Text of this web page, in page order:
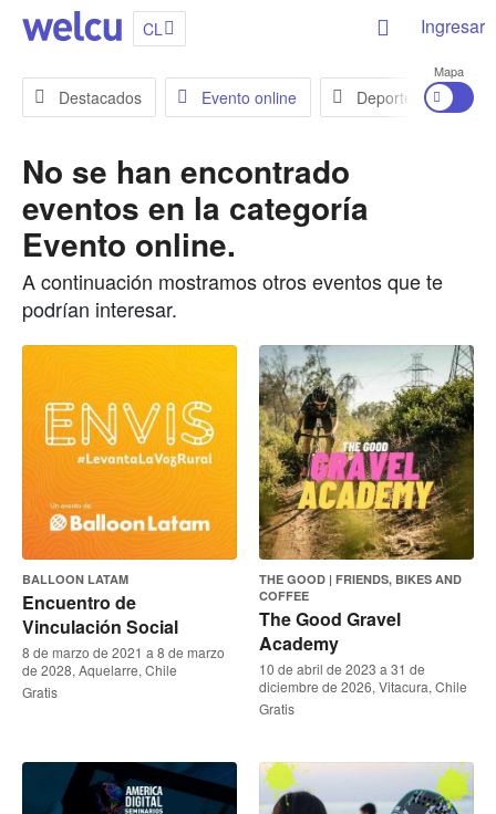
CL Ingresar
Destacados Evento online Deportes
Mapa
No se han encontrado
eventos en la categoría
Evento online.
A continuación mostramos otros eventos que te
podrían interesar.
BALLOON LATAM
Encuentro de
Vinculación Social
8 de marzo de 2021 a 8 de marzo
de 2028, Aquelarre, Chile
Gratis
THE GOOD | FRIENDS, BIKES AND
COFFEE
The Good Gravel
Academy
10 de abril de 2023 a 31 de
diciembre de 2026, Vitacura, Chile
Gratis